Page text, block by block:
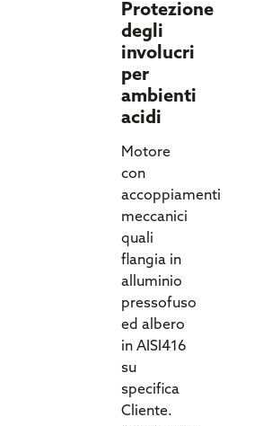
Protezione
degli
involucri
per
ambienti
acidi
Motore
con
accoppiamenti
meccanici
quali
flangia in
alluminio
pressofuso
ed albero
in AISI416
su
specifica
Cliente.